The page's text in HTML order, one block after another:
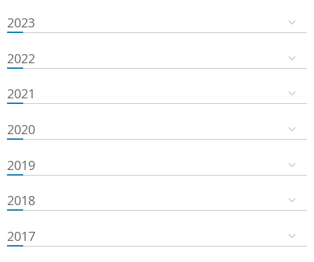
2023
2022
2021
2020
2019
2018
2017